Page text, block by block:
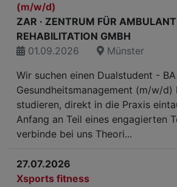
(m/w/d)
ZAR · ZENTRUM FÜR
REHABILITATION GMBH
01.09.2026
Münster
Wir suchen einen Dualstudent - BA
Gesundheitsmanagement (m/w/d)
studieren, direkt in die Praxis
Anfang an Teil eines engagierten
verbinde bei uns Theori...
27.07.2026
Xsports fitness